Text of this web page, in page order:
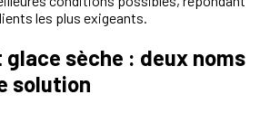
les plus exigeants.
glace sèche : deux noms
solution